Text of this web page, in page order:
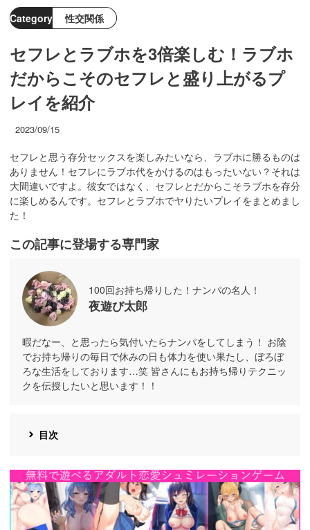
Category 性交関係
セフレとラブホを3倍楽しむ！ラブホ
だからこそのセフレと盛り上がるプ
レイを紹介
2023/09/15
セフレと思う存分セックスを楽しみたいなら、ラブホに勝るものは
ありません！セフレにラブホ代をかけるのはもったいない？それは
大間違いですよ。彼女ではなく、セフレとだからこそラブホを存分
に楽しめるんです。セフレとラブホでヤりたいプレイをまとめまし
た！
この記事に登場する専門家
100回お持ち帰りした！ナンパの名人！
夜遊び太郎
暇だなー、と思ったら気付いたらナンパをしてしまう！ お陰
でお持ち帰りの毎日で休みの日も体力を使い果たし、ぼろぼ
ろな生活をしております…笑 皆さんにもお持ち帰りテクニッ
クを伝授したいと思います！！
目次
https://cv-
measurement.com/ad/p/r?
medium=191&ad=1692&creative=1386